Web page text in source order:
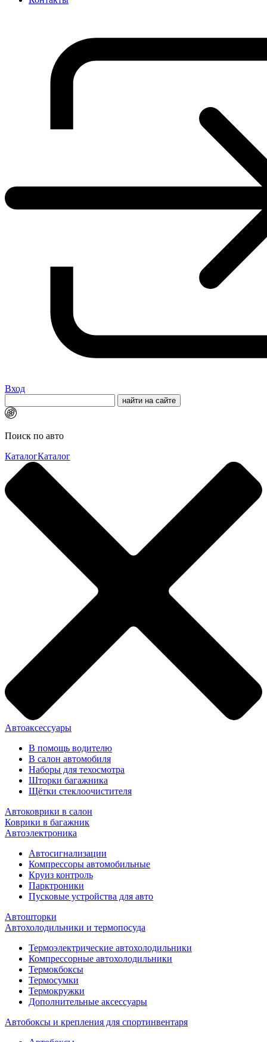
Вход
Поиск по авто
КаталогКаталог
Автоаксессуары
В помощь водителю
В салон автомобиля
Наборы для техосмотра
Шторки багажника
Щётки стеклоочистителя
Автоковрики в салон
Коврики в багажник
Автоэлектроника
Автосигнализации
Компрессоры автомобильные
Круиз контроль
Парктроники
Пусковые устройства для авто
Автошторки
Автохолодильники и термопосуда
Термоэлектрические автохолодильники
Компрессорные автохолодильники
Термокбоксы
Термосумки
Термокружки
Дополнительные аксессуары
Автобоксы и крепления для спортинвентаря